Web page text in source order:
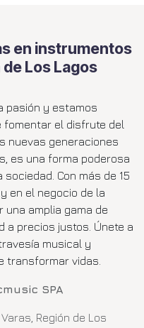
en instrumentos
Los Lagos
pasión y estamos
fomentar el disfrute del
nuevas generaciones
es una forma poderosa
Con más de 15
en el negocio de la
amplia gama de
a precios justos. Únete a
musical y
transformar vidas.
SPA
Región de Los